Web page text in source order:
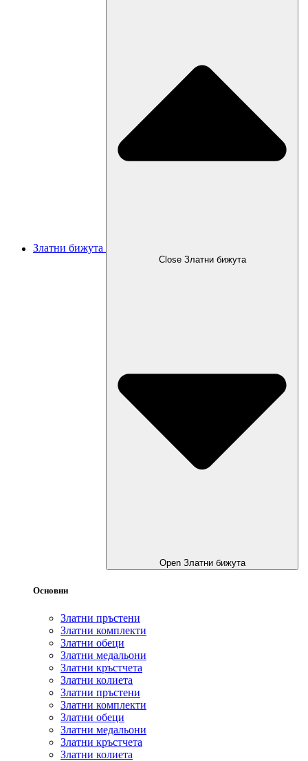
Златни бижута
Close Златни бижута
Open Златни бижута
Основни
Златни пръстени
Златни комплекти
Златни обеци
Златни медальони
Златни кръстчета
Златни колиета
Златни пръстени
Златни комплекти
Златни обеци
Златни медальони
Златни кръстчета
Златни колиета